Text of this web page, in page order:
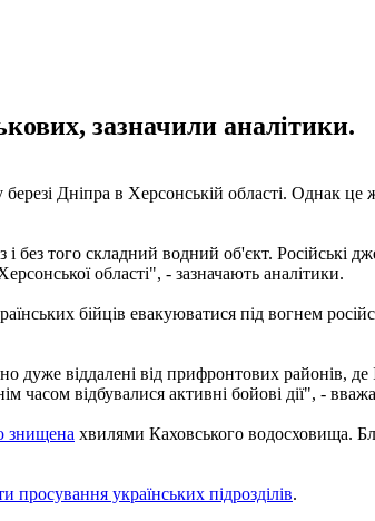
зазначили аналітики.
березі Дніпра в Херсонській області. Однак
без того складний водний об'єкт. Російські
області", - зазначають аналітики.
бійців евакуюватися під вогнем
віддалені від прифронтових районів, де
часом відбувалися активні бойові дії", -
знищена хвилями Каховського водосховища.
просування українських підрозділів.